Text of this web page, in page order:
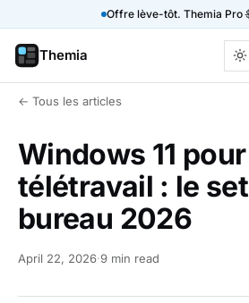
Offre lève-tôt. Themia Pro
Themia
← Tous les articles
Windows 11
télétravail : le
bureau 2026
April 22, 2026·9 min read